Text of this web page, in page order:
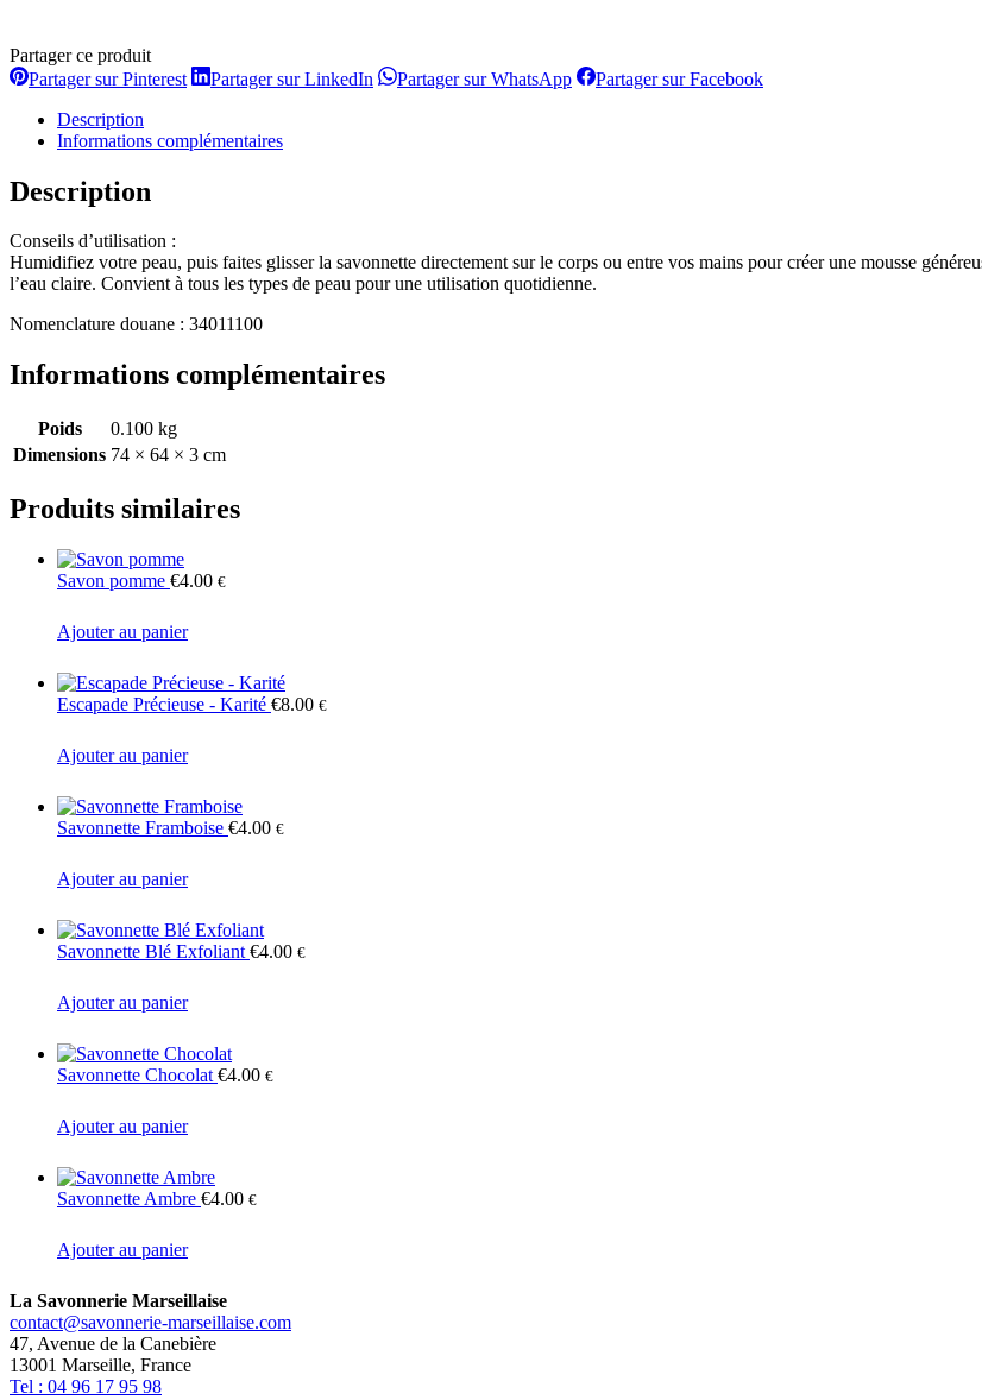
Partager ce produit
Partager sur PinterestPartager
Partager sur LinkedIn Partager
Partager sur WhatsAppPartager
Partager sur FacebookPartager
Description
Informations complémentaires
Description
Conseils d’utilisation :
Humidifiez votre peau, puis faites glisser la savonnette directement sur le corps ou entre vos mains pour créer une mousse
l’eau claire. Convient à tous les types de peau pour une utilisation quotidienne.
Nomenclature douane : 34011100
Informations complémentaires
Poids
0.100 kg
Dimensions 74 × 64 × 3 cm
Produits similaires
Savon pomme €4.00 €
Ajouter au panier
Escapade Précieuse - Karité €8.00 €
Ajouter au panier
Savonnette Framboise €4.00 €
Ajouter au panier
Savonnette Blé Exfoliant €4.00 €
Ajouter au panier
Savonnette Chocolat €4.00 €
Ajouter au panier
Savonnette Ambre €4.00 €
Ajouter au panier
La Savonnerie Marseillaise
contact@savonnerie-marseillaise.com
47, Avenue de la Canebière
13001 Marseille, France
Tel : 04 96 17 95 98